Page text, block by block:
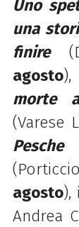
Uno
una
finire
agosto),
morte
(Varese
Pesche
agosto),
Andrea